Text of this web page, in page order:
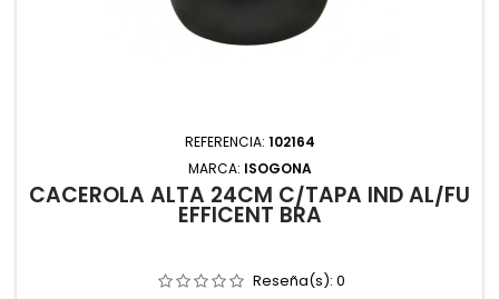
REFERENCIA: 102164
MARCA: ISOGONA
CACEROLA ALTA 24CM C/TAPA IND AL/FU
EFFICENT BRA
Reseña(s): 0